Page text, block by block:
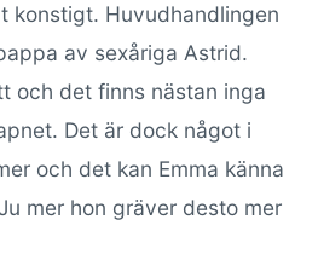
konstigt. Huvudhandlingen
av sexåriga Astrid.
och det finns nästan inga
Det är dock något i
och det kan Emma känna
mer hon gräver desto mer